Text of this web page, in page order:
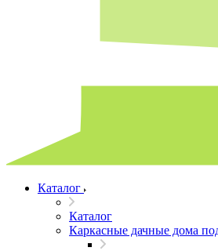
Каталог
Каталог
Каркасные дачные дома